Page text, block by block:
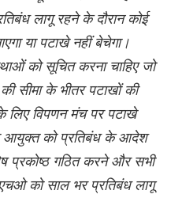
लागू रहने के दौरान कोई
या पटाखे नहीं बेचेगा।
को सूचित करना चाहिए जो
की सीमा के भीतर पटाखों की
लिए विपणन मंच पर पटाखे
को प्रतिबंध के आदेश
प्रकोष्ठ गठित करने और सभी
को साल भर प्रतिबंध लागू